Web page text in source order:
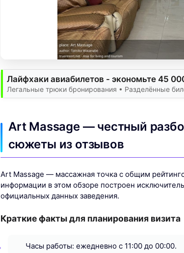
Лайфхаки авиабилетов - экономьте 45
Легальные трюки бронирования • Разделённые
Art Massage — честный
сюжеты из отзывов
Art Massage — массажная точка с общим
информации в этом обзоре построен
официальных данных заведения.
Краткие факты для планирования визита
Часы работы: ежедневно с 11:00 до 00:00.